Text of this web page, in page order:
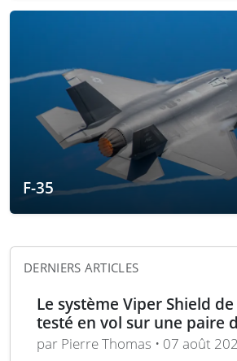
F-35
DERNIERS ARTICLES
Le système Viper Shield
testé en vol sur une paire
Edwards AFB
par Pierre Thomas • 07 août